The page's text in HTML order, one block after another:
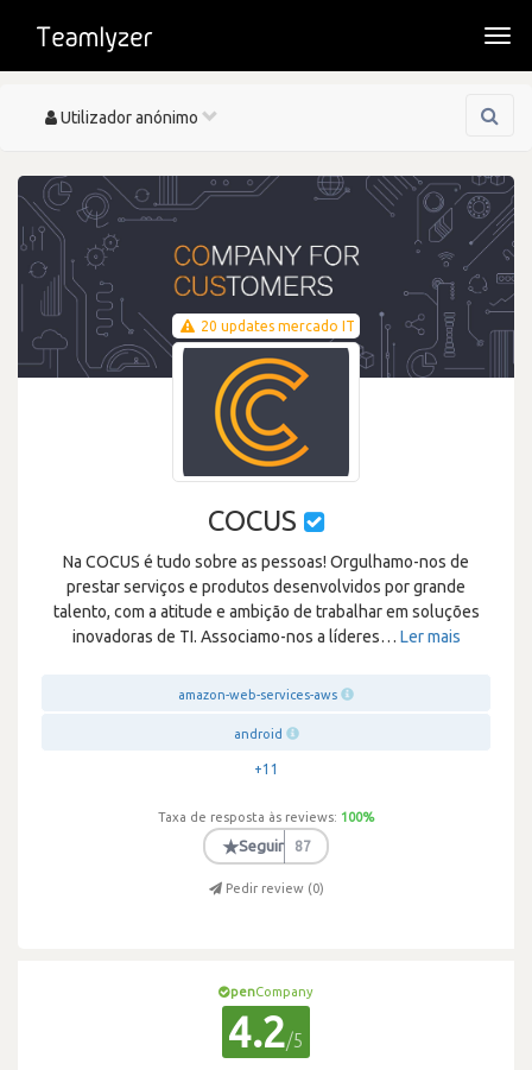
Toggle
Utilizador anónimo
20 updates mercado IT
COCUS
Na COCUS é tudo sobre as pessoas! Orgulhamo-nos de
prestar serviços e produtos desenvolvidos por grande
talento, com a atitude e ambição de trabalhar em soluções
inovadoras de TI. Associamo-nos a líderes… Ler mais
amazon-web-services-aws
android
+11
Taxa de resposta às reviews: 100%
★Seguir 87
Pedir review (0)
penCompany
4.2/5